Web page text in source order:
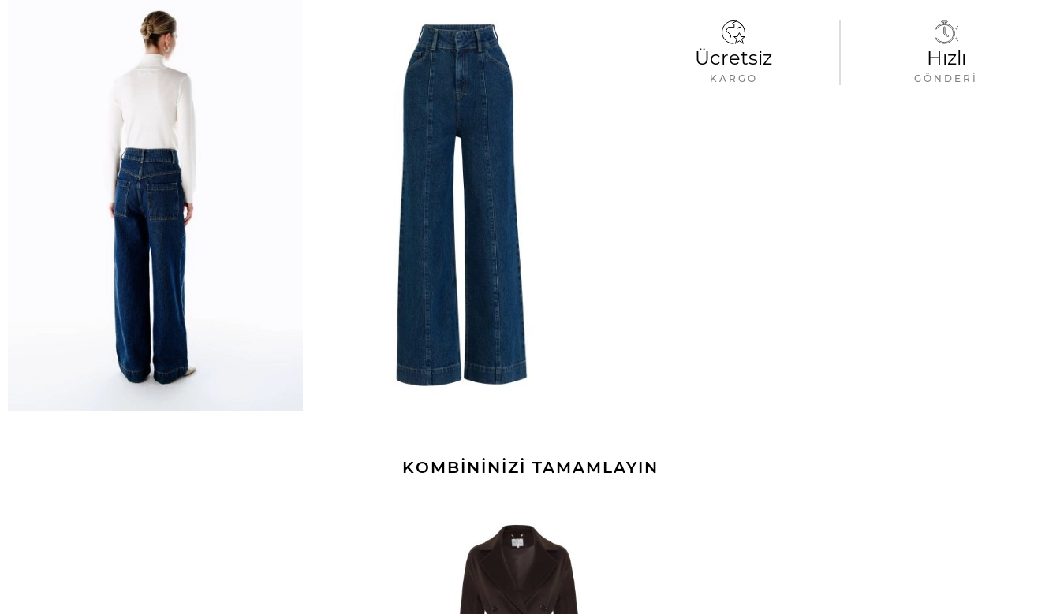
Ücretsiz
KARGO
Hızlı
GÖNDERI
KOMBİNİNİZİ TAMAMLAYIN